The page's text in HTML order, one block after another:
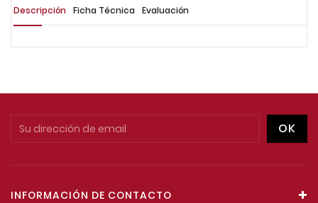
Descripción Ficha Técnica Evaluación
INFORMACIÓN DE CONTACTO